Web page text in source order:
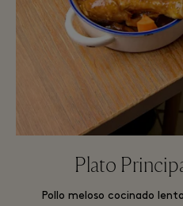
Plato
Pollo meloso cocinado